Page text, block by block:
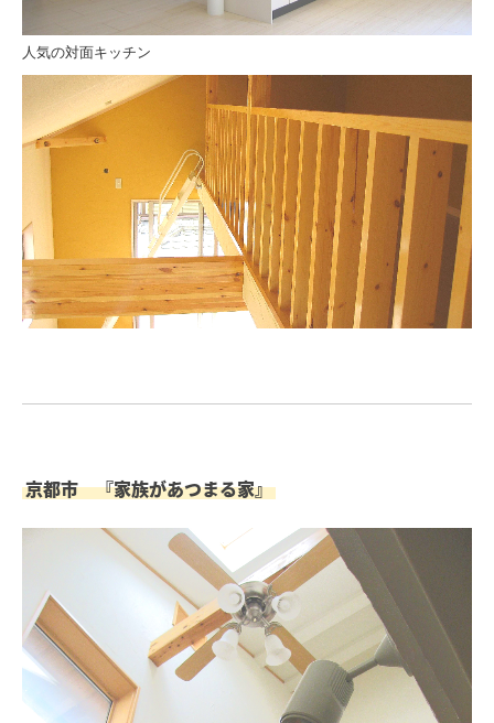
人気の対面キッチン
京都市 『家族があつまる家』